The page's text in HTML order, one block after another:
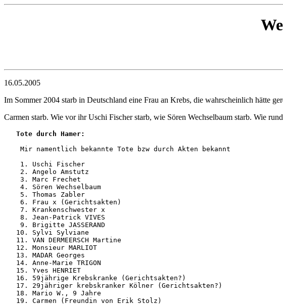
16.05.2005
Im Sommer 2004 starb in Deutschland eine Frau an Krebs, die wahrscheinlich hätte
Carmen starb. Wie vor ihr Uschi Fischer starb, wie Sören Wechselbaum starb. Wie
Tote durch Hamer:
    Mir namentlich bekannte Tote bzw durch Akten bekannt
    1. Uschi Fischer
    2. Angelo Amstutz
    3. Marc Frechet
    4. Sören Wechselbaum
    5. Thomas Zabler
    6. Frau x (Gerichtsakten)
    7. Krankenschwester x
    8. Jean-Patrick VIVES
    9. Brigitte JASSERAND
   10. Sylvi Sylviane
   11. VAN DERMEERSCH Martine
   12. Monsieur MARLIOT
   13. MADAR Georges
   14. Anne-Marie TRIGON
   15. Yves HENRIET
   16. 59jährige Krebskranke (Gerichtsakten?)
   17. 29jähriger krebskranker Kölner (Gerichtsakten?)
   18. Mario W., 9 Jahre
   19. Carmen (Freundin von Erik Stolz)